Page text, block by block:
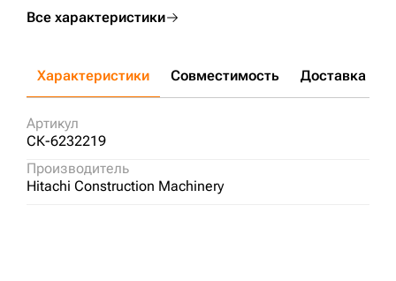
Все характеристики
Характеристики Совместимость Доставка и
Артикул
СК-6232219
Производитель
Hitachi Construction Machinery